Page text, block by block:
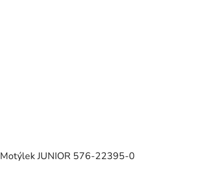
Motýlek JUNIOR 576-22395-0